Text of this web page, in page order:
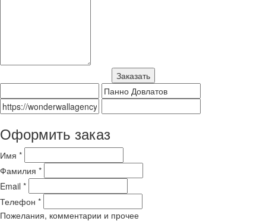
Оформить заказ
Имя *
Фамилия *
Email *
Телефон *
Пожелания, комментарии и прочее